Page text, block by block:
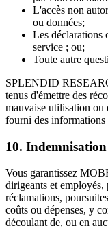
L'accès non
ou données;
Les déclarations
service ; ou;
Toute autre
SPLENDID
tenus d'émettre des
mauvaise utilisation ou
fourni des informations
10. Indemnisation
Vous garantissez
dirigeants et employés,
réclamations,
coûts ou dépenses, y
découlant de, ou en